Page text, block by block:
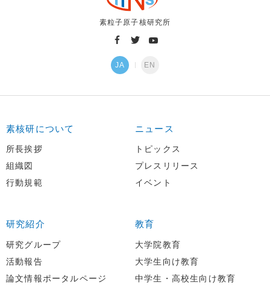
素粒子原子核研究所
JA EN
素核研について
所長挨拶
組織図
行動規範
ニュース
トピックス
プレスリリース
イベント
研究紹介
研究グループ
活動報告
論文情報ポータルページ
教育
大学院教育
大学生向け教育
中学生・高校生向け教育